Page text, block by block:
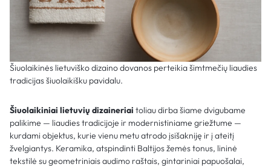
Šiuolaikinės lietuviško dizaino dovanos perteikia šimtmečių liaudies
tradicijas šiuolaikišku pavidalu.
Šiuolaikiniai lietuvių dizaineriai toliau dirba šiame dvigubame
palikime — liaudies tradicijoje ir modernistiniame griežtume —
kurdami objektus, kurie vienu metu atrodo įsišakniję ir į ateitį
žvelgiantys. Keramika, atspindinti Baltijos žemės tonus, lininė
tekstilė su geometriniais audimo raštais, gintariniai papuošalai,